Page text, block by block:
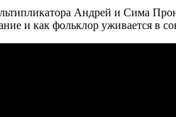
Андрей и Сима
и как фольклор уживается в